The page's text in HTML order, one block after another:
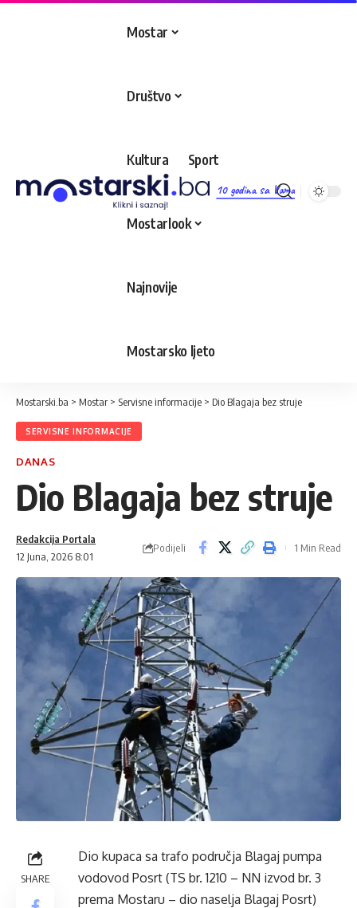
10 godina sa Vama
Mostar
Društvo
Kultura Sport
Mostarlook
Najnovije
Mostarsko ljeto
Mostarski.ba > Mostar > Servisne informacije > Dio Blagaja bez struje
SERVISNE INFORMACIJE
DANAS
Dio Blagaja bez struje
12 Juna, 2026 8:01
Redakcija Portala
Podijeli 1 Min Read
SHARE
Dio kupaca sa trafo područja Blagaj pumpa
vodovod Posrt (TS br. 1210 – NN izvod br. 3
prema Mostaru – dio naselja Blagaj Posrt)